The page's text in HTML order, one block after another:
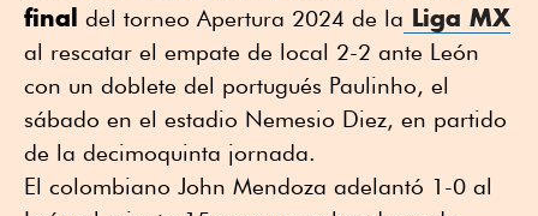
final del torneo Apertura 2024 de la Liga MX
al rescatar el empate de local 2-2 ante León
con un doblete del portugués Paulinho, el
sábado en el estadio Nemesio Diez, en partido
de la decimoquinta jornada.
El colombiano John Mendoza adelantó 1-0 al